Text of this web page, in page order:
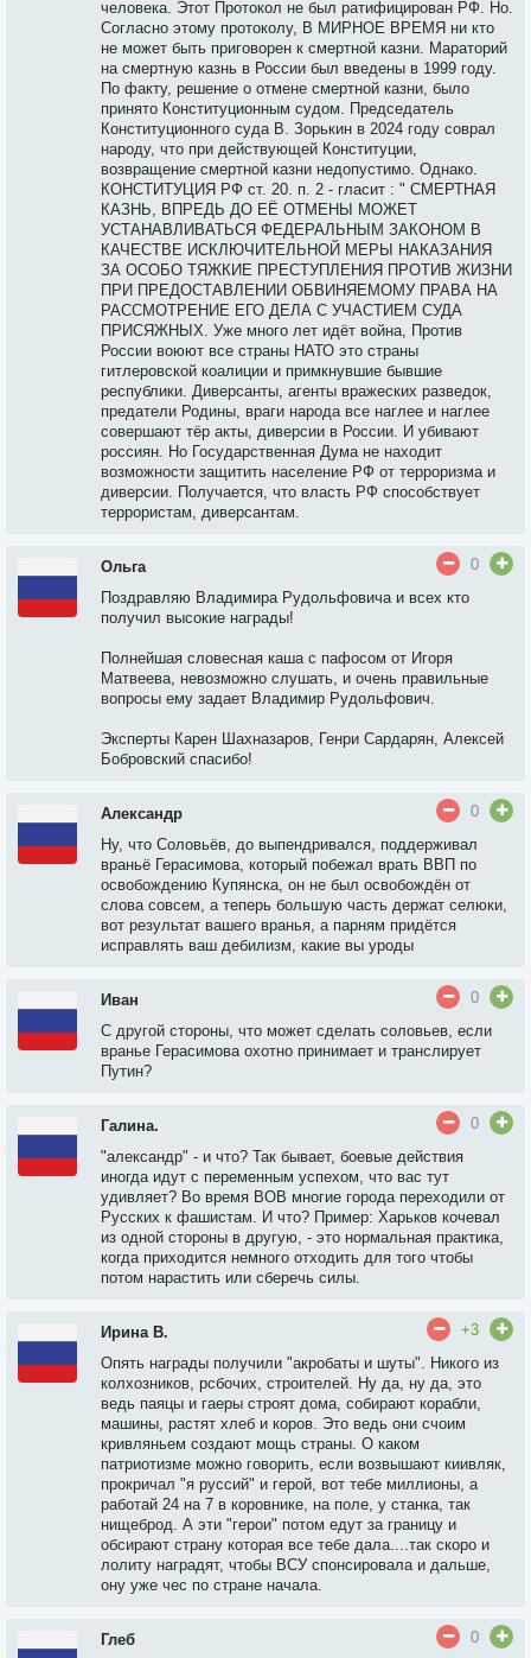
человека. Этот Протокол не был ратифицирован РФ. Но.
Согласно этому протоколу, В МИРНОЕ ВРЕМЯ ни кто
не может быть приговорен к смертной казни. Мараторий
на смертную казнь в России был введены в 1999 году.
По факту, решение о отмене смертной казни, было
принято Конституционным судом. Председатель
Конституционного суда В. Зорькин в 2024 году соврал
народу, что при действующей Конституции,
возвращение смертной казни недопустимо. Однако.
КОНСТИТУЦИЯ РФ ст. 20. п. 2 - гласит : " СМЕРТНАЯ
КАЗНЬ, ВПРЕДЬ ДО ЕЁ ОТМЕНЫ МОЖЕТ
УСТАНАВЛИВАТЬСЯ ФЕДЕРАЛЬНЫМ ЗАКОНОМ В
КАЧЕСТВЕ ИСКЛЮЧИТЕЛЬНОЙ МЕРЫ НАКАЗАНИЯ
ЗА ОСОБО ТЯЖКИЕ ПРЕСТУПЛЕНИЯ ПРОТИВ ЖИЗНИ
ПРИ ПРЕДОСТАВЛЕНИИ ОБВИНЯЕМОМУ ПРАВА НА
РАССМОТРЕНИЕ ЕГО ДЕЛА С УЧАСТИЕМ СУДА
ПРИСЯЖНЫХ. Уже много лет идёт война, Против
России воюют все страны НАТО это страны
гитлеровской коалиции и примкнувшие бывшие
республики. Диверсанты, агенты вражеских разведок,
предатели Родины, враги народа все наглее и наглее
совершают тёр акты, диверсии в России. И убивают
россиян. Но Государственная Дума не находит
возможности защитить население РФ от терроризма и
диверсии. Получается, что власть РФ способствует
террористам, диверсантам.
Ольга
0
Поздравляю Владимира Рудольфовича и всех кто
получил высокие награды!
Полнейшая словесная каша с пафосом от Игоря
Матвеева, невозможно слушать, и очень правильные
вопросы ему задает Владимир Рудольфович.
Эксперты Карен Шахназаров, Генри Сардарян, Алексей
Бобровский спасибо!
Александр
0
Ну, что Соловьёв, до выпендривался, поддерживал
враньё Герасимова, который побежал врать ВВП по
освобождению Купянска, он не был освобождён от
слова совсем, а теперь большую часть держат селюки,
вот результат вашего вранья, а парням придётся
исправлять ваш дебилизм, какие вы уроды
Иван
0
С другой стороны, что может сделать соловьев, если
вранье Герасимова охотно принимает и транслирует
Путин?
Галина.
0
"александр" - и что? Так бывает, боевые действия
иногда идут с переменным успехом, что вас тут
удивляет? Во время ВОВ многие города переходили от
Русских к фашистам. И что? Пример: Харьков кочевал
из одной стороны в другую, - это нормальная практика,
когда приходится немного отходить для того чтобы
потом нарастить или сберечь силы.
Ирина В.
+3
Опять награды получили "акробаты и шуты". Никого из
колхозников, рсбочих, строителей. Ну да, ну да, это
ведь паяцы и гаеры строят дома, собирают корабли,
машины, растят хлеб и коров. Это ведь они счоим
кривляньем создают мощь страны. О каком
патриотизме можно говорить, если возвышают киивляк,
прокричал "я руссий" и герой, вот тебе миллионы, а
работай 24 на 7 в коровнике, на поле, у станка, так
нищеброд. А эти "герои" потом едут за границу и
обсирают страну которая все тебе дала....так скоро и
лолиту наградят, чтобы ВСУ спонсировала и дальше,
ону уже чес по стране начала.
Глеб 0